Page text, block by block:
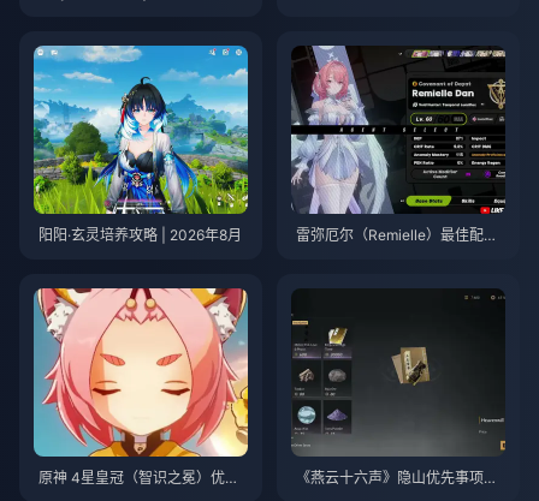
阳阳·玄灵培养攻略 | 2026年8月
雷弥厄尔（Remielle）最佳配装
原神 4星皇冠（智识之冕）优先
《燕云十六声》隐山优先事项清